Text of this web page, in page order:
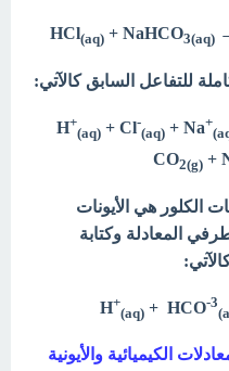
HCl(aq)+ NaHCO3(aq)
للتفاعل السابق كالآتي:
H+
(aq) + Cl-
(aq) + Na+
CO2(g) +
الكلور هي الأيونات
المعادلة وكتابة
H+
(aq)+ HCO-3
الكيميائية والأيونية